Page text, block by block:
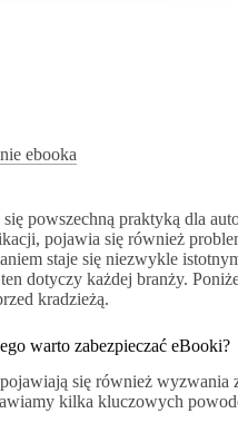
ebooka
powszechną praktyką dla
pojawia się również
staje się niezwykle
dotyczy każdej branży.
kradzieżą.
warto zabezpieczać eBooki?
się również wyzwania
kilka kluczowych